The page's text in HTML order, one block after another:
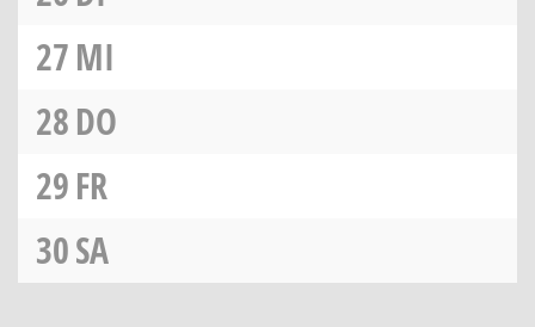
27MI
28DO
29FR
30SA